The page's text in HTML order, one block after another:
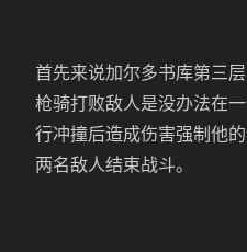
首先来说加尔多书库第三
枪骑打败敌人是没办法在
行冲撞后造成伤害强制他
两名敌人结束战斗。